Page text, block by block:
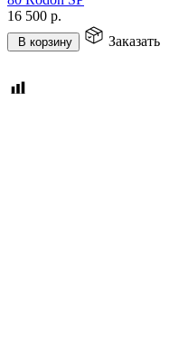
16 500 р.
В корзину Заказать